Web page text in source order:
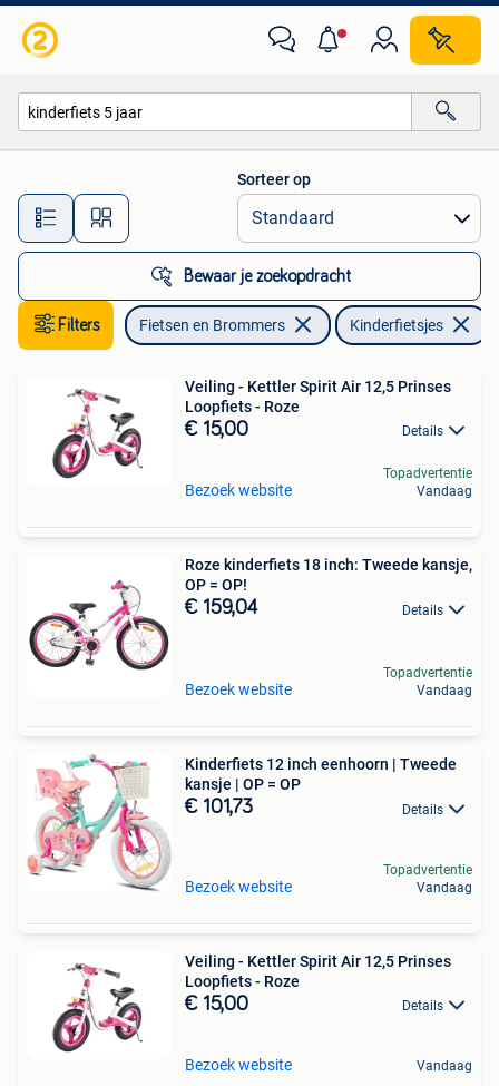
Alle afstanden…
Sorteer op
Bewaar je zoekopdracht
Filters Fietsen en Brommers Kinderfietsjes
Veiling - Kettler Spirit Air 12,5 Prinses
Loopfiets - Roze
€ 15,00 Details
Bezoek website
Topadvertentie
Vandaag
Roze kinderfiets 18 inch: Tweede kansje,
OP = OP!
€ 159,04 Details
Bezoek website
Topadvertentie
Vandaag
Kinderfiets 12 inch eenhoorn | Tweede
kansje | OP = OP
€ 101,73 Details
Bezoek website
Topadvertentie
Vandaag
Veiling - Kettler Spirit Air 12,5 Prinses
Loopfiets - Roze
€ 15,00 Details
Bezoek website Vandaag